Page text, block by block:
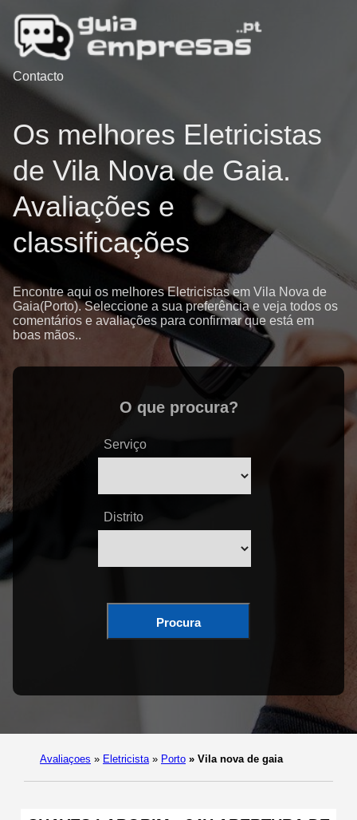
Contacto
Os melhores Eletricistas
de Vila Nova de Gaia.
Avaliações e
classificações
Encontre aqui os melhores Eletricistas em Vila Nova de
Gaia(Porto). Seleccione a sua preferência e veja todos os
comentários e avaliações para confirmar que está em
boas mãos..
O que procura?
Serviço
Distrito
Procura
Avaliaçoes » Eletricista » Porto » Vila nova de gaia